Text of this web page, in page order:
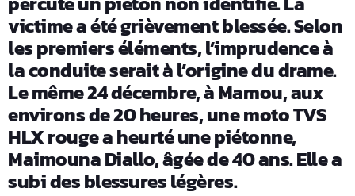
victime a été grièvement blessée. Selon
les premiers éléments, l’imprudence à
la conduite serait à l’origine du drame.
Le même 24 décembre, à Mamou, aux
environs de 20 heures, une moto TVS
HLX rouge a heurté une piétonne,
Maimouna Diallo, âgée de 40 ans. Elle a
subi des blessures légères.